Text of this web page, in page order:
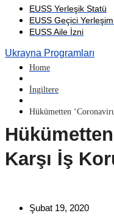
EUSS Yerleşik Statü
EUSS Geçici
EUSS Aile İzni
Ukrayna Programları
Home
İngiltere
Hükümetten
Karşı İş
Şubat 19, 2020